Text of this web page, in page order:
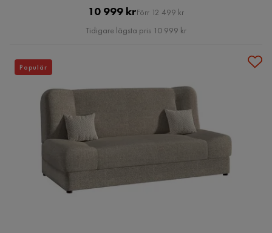
Pris
10 999 krOriginal
Pris
Förr 12 499 kr
Tidigare lägsta pris 10 999 kr
Populär